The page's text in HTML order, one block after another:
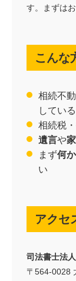
す。まずは
こんな
相続不
している
相続税
遺言や
まず何
い
アクセ
司法書士法
〒564-0028